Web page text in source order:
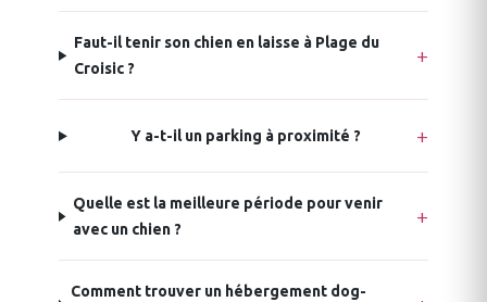
Faut-il tenir son chien en laisse à Plage du
Croisic ?
Y a-t-il un parking à proximité ?
Quelle est la meilleure période pour venir
avec un chien ?
Comment trouver un hébergement dog-